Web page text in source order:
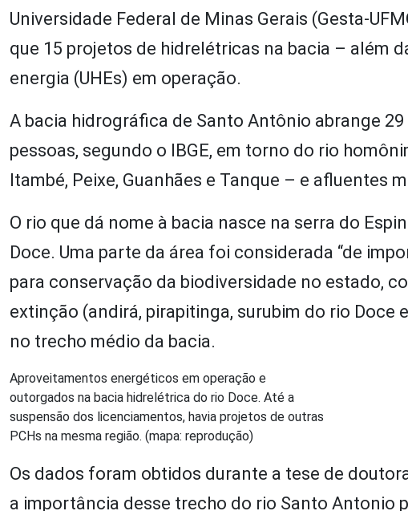
Universidade Federal de Minas Gerais (Gesta-
que 15 projetos de hidrelétricas na bacia – além
energia (UHEs) em operação.
A bacia hidrográfica de Santo Antônio abrange
pessoas, segundo o IBGE, em torno do rio
Itambé, Peixe, Guanhães e Tanque – e afluentes
O rio que dá nome à bacia nasce na serra do
Doce. Uma parte da área foi considerada “de
para conservação da biodiversidade no estado,
extinção (andirá, pirapitinga, surubim do rio
no trecho médio da bacia.
Aproveitamentos energéticos em operação e
outorgados na bacia hidrelétrica do rio Doce. Até a
suspensão dos licenciamentos, havia projetos de outras
PCHs na mesma região. (mapa: reprodução)
Os dados foram obtidos durante a tese de
a importância desse trecho do rio Santo Antonio